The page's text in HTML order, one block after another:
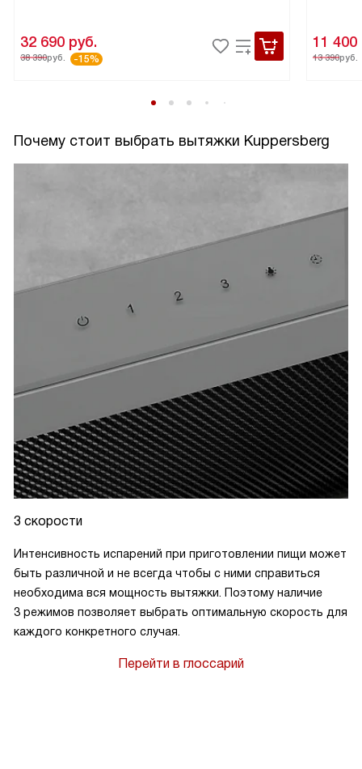
32 690 руб.
38 390руб. -15%
11 400
13 390руб.
Почему стоит выбрать вытяжки Kuppersberg
3 скорости
Интенсивность испарений при приготовлении пищи может
быть различной и не всегда чтобы с ними справиться
необходима вся мощность вытяжки. Поэтому наличие
3 режимов позволяет выбрать оптимальную скорость для
каждого конкретного случая.
Перейти в глоссарий